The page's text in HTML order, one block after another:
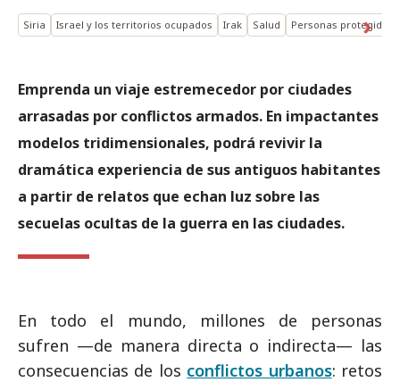
Siria Israel y los territorios ocupados Irak Salud Personas
Emprenda un viaje estremecedor por ciudades
arrasadas por conflictos armados. En impactantes
modelos tridimensionales, podrá revivir la
dramática experiencia de sus antiguos habitantes
a partir de relatos que echan luz sobre las
secuelas ocultas de la guerra en las ciudades.
En todo el mundo, millones de personas
sufren —de manera directa o indirecta— las
consecuencias de los conflictos urbanos: retos